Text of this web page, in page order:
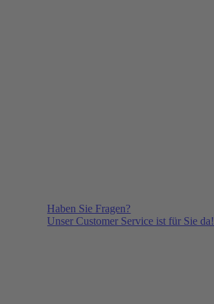
Haben Sie Fragen?
Unser Customer Service ist für Sie da!